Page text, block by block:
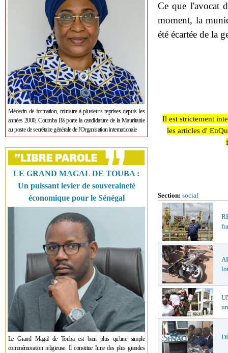
Médecin de formation, ministre à plusieurs reprises depuis les
années 2000, Coumba Bâ porte la candidature de la Mauritanie
au poste de secrétaire générale de l'Organisation internationale
LE GRAND MAGAL DE TOUBA :
Un puissant levier de souveraineté
économique pour le Sénégal
Le Grand Magal de Touba est bien plus qu'une simple
commémoration religieuse. Il constitue l'une des plus grandes
Ce que l'avocat
moment, la
été écartée de la
Il est strictement
les articles d'
Section: social